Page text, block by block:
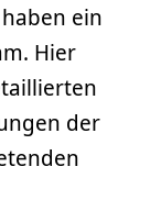
ein
Hier
der